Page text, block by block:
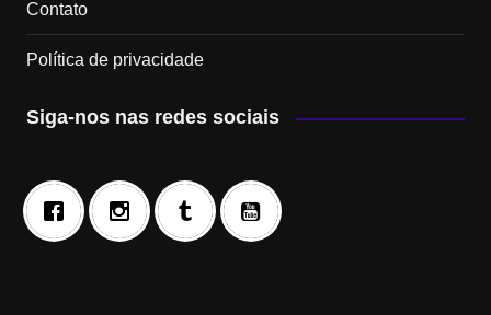
Contato
Política de privacidade
Siga-nos nas redes sociais